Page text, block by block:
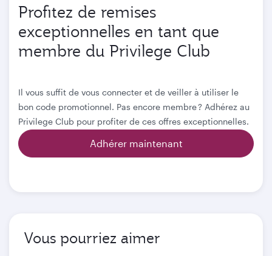
Profitez de remises
exceptionnelles en tant que
membre du Privilege Club
Il vous suffit de vous connecter et de veiller à utiliser le
bon code promotionnel. Pas encore membre ? Adhérez au
Privilege Club pour profiter de ces offres exceptionnelles.
Adhérer maintenant
Vous pourriez aimer